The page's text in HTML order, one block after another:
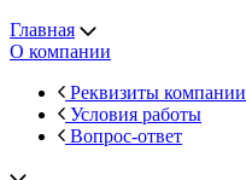
Главная
О компании
Реквизиты компании
Условия работы
Вопрос-ответ